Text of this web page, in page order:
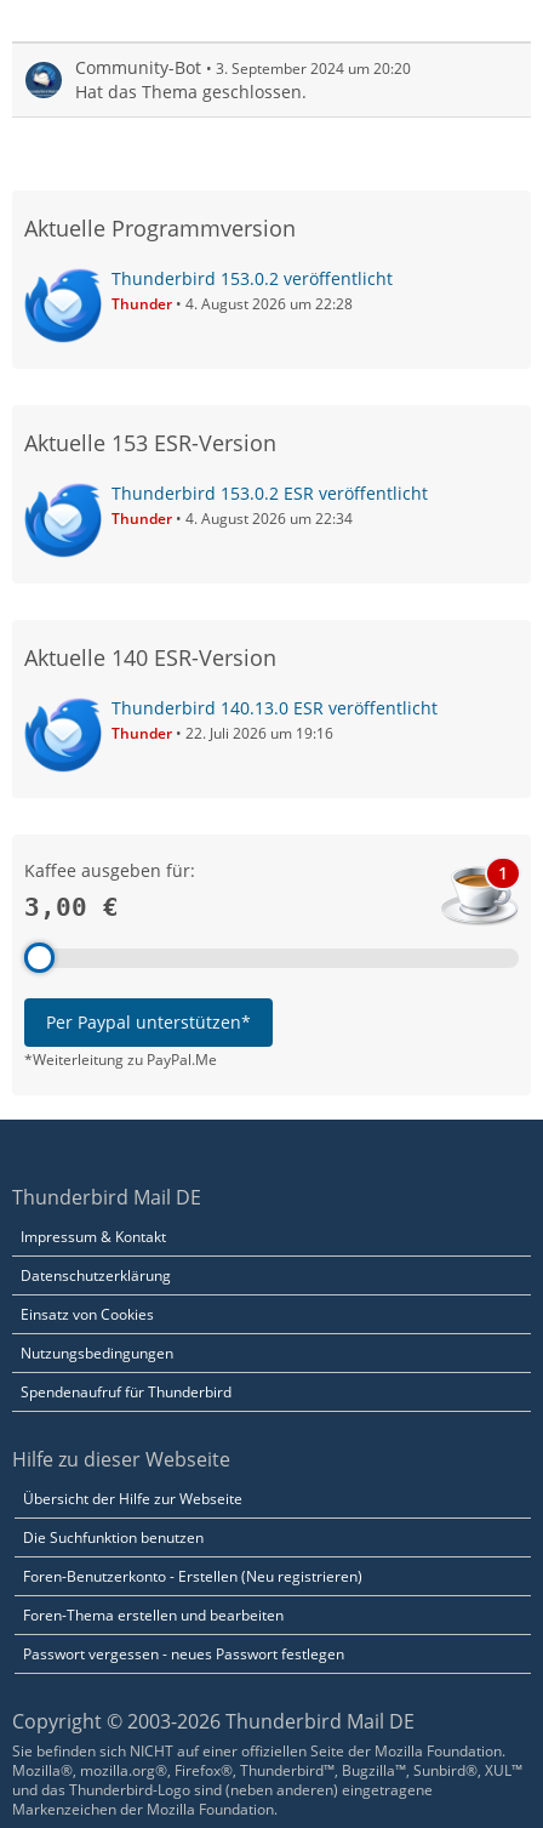
Community-Bot 3. September 2024 um 20:20
Hat das Thema geschlossen.
Aktuelle Programmversion
Thunderbird 153.0.2 veröffentlicht
Thunder 4. August 2026 um 22:28
Aktuelle 153 ESR-Version
Thunderbird 153.0.2 ESR veröffentlicht
Thunder 4. August 2026 um 22:34
Aktuelle 140 ESR-Version
Thunderbird 140.13.0 ESR veröffentlicht
Thunder 22. Juli 2026 um 19:16
Kaffee ausgeben für:
3,00 €
1
Per Paypal unterstützen*
*Weiterleitung zu PayPal.Me
Thunderbird Mail DE
Impressum & Kontakt
Datenschutzerklärung
Einsatz von Cookies
Nutzungsbedingungen
Spendenaufruf für Thunderbird
Hilfe zu dieser Webseite
Übersicht der Hilfe zur Webseite
Die Suchfunktion benutzen
Foren-Benutzerkonto - Erstellen (Neu registrieren)
Foren-Thema erstellen und bearbeiten
Passwort vergessen - neues Passwort festlegen
Copyright © 2003-2026 Thunderbird Mail DE
Sie befinden sich NICHT auf einer offiziellen Seite der Mozilla Foundation.
Mozilla®, mozilla.org®, Firefox®, Thunderbird™, Bugzilla™, Sunbird®, XUL™
und das Thunderbird-Logo sind (neben anderen) eingetragene
Markenzeichen der Mozilla Foundation.